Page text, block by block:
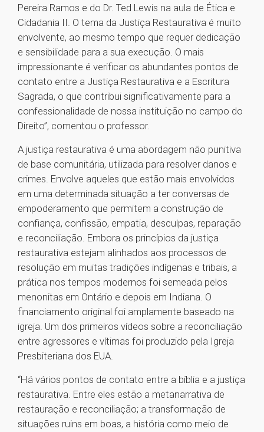
Pereira Ramos e do Dr. Ted Lewis na aula de Ética e
Cidadania II. O tema da Justiça Restaurativa é muito
envolvente, ao mesmo tempo que requer dedicação
e sensibilidade para a sua execução. O mais
impressionante é verificar os abundantes pontos de
contato entre a Justiça Restaurativa e a Escritura
Sagrada, o que contribui significativamente para a
confessionalidade de nossa instituição no campo do
Direito”, comentou o professor.
A justiça restaurativa é uma abordagem não punitiva
de base comunitária, utilizada para resolver danos e
crimes. Envolve aqueles que estão mais envolvidos
em uma determinada situação a ter conversas de
empoderamento que permitem a construção de
confiança, confissão, empatia, desculpas, reparação
e reconciliação. Embora os princípios da justiça
restaurativa estejam alinhados aos processos de
resolução em muitas tradições indígenas e tribais, a
prática nos tempos modernos foi semeada pelos
menonitas em Ontário e depois em Indiana. O
financiamento original foi amplamente baseado na
igreja. Um dos primeiros vídeos sobre a reconciliação
entre agressores e vítimas foi produzido pela Igreja
Presbiteriana dos EUA.
“Há vários pontos de contato entre a bíblia e a justiça
restaurativa. Entre eles estão a metanarrativa de
restauração e reconciliação; a transformação de
situações ruins em boas, a história como meio de